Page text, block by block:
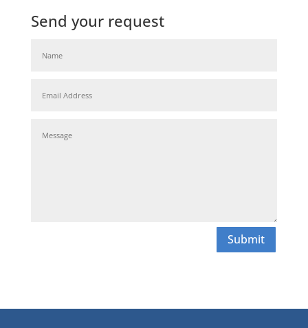
Send your request
Submit